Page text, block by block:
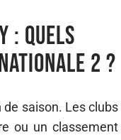
: quels
2 ?
saison. Les clubs
ou un classement